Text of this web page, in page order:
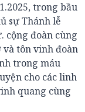
trong bầu
sự Thánh lễ
. cộng đoàn cùng
tôn vinh đoàn
trong máu
cho các linh
quang cùng